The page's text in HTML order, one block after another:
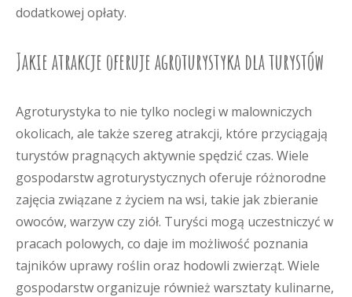
dodatkowej opłaty.
Jakie atrakcje oferuje agroturystyka dla turystów
Agroturystyka to nie tylko noclegi w malowniczych
okolicach, ale także szereg atrakcji, które przyciągają
turystów pragnących aktywnie spędzić czas. Wiele
gospodarstw agroturystycznych oferuje różnorodne
zajęcia związane z życiem na wsi, takie jak zbieranie
owoców, warzyw czy ziół. Turyści mogą uczestniczyć w
pracach polowych, co daje im możliwość poznania
tajników uprawy roślin oraz hodowli zwierząt. Wiele
gospodarstw organizuje również warsztaty kulinarne,